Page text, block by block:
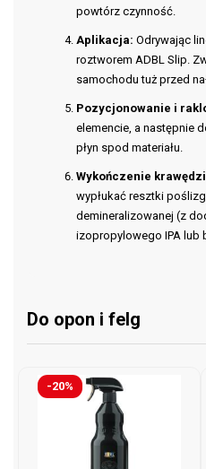
powtórz czynność.
Aplikacja: Odrywając
roztworem ADBL Slip.
samochodu tuż przed
Pozycjonowanie i
elemencie, a następnie
płyn spod materiału.
Wykończenie
wypłukać resztki
demineralizowanej (z
izopropylowego IPA lub
Do opon i felg
-20%